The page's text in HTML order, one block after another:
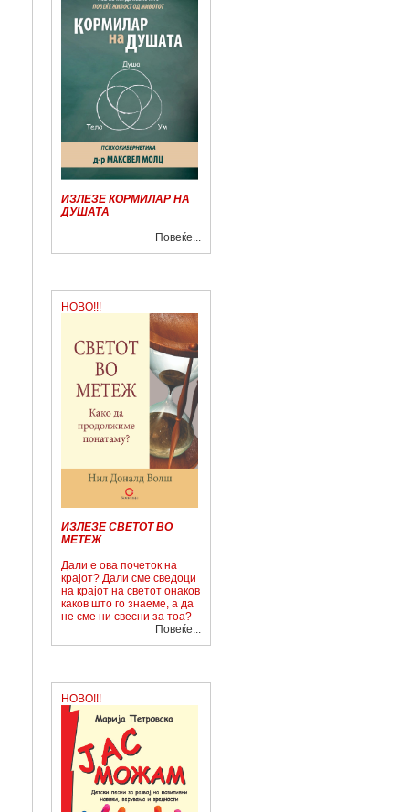
ИЗЛЕЗЕ КОРМИЛАР НА
ДУШАТА
Повеќе...
НОВО!!!
ИЗЛЕЗЕ СВЕТОТ ВО
МЕТЕЖ
Дали е ова почеток на
крајот? Дали сме сведоци
на крајот на светот онаков
каков што го знаеме, а да
не сме ни свесни за тоа?
Повеќе...
НОВО!!!